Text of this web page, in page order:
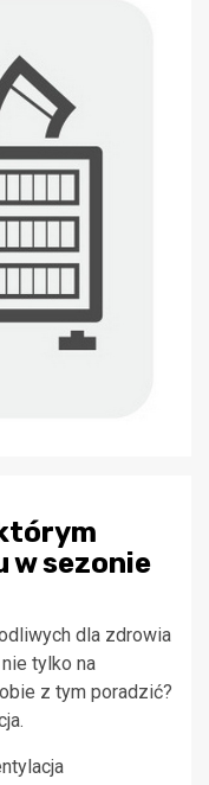
w sezonie
dla zdrowia
tylko na
z tym poradzić?